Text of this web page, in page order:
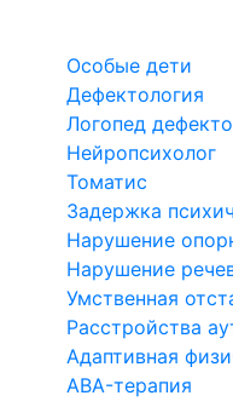
Особые дети
Дефектология
Логопед
Нейропсихолог
Томатис
Задержка
Нарушение
Нарушение
Умственная
Расстройства
Адаптивная
ABA-терапия